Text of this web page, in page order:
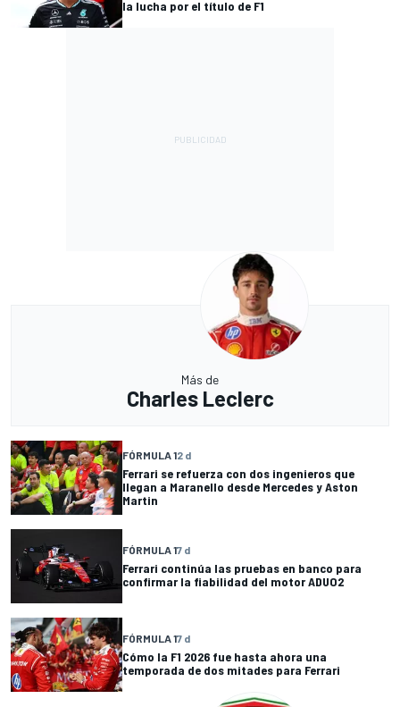
la lucha por el título de F1
Más de
Charles Leclerc
FÓRMULA 12 d
Ferrari se refuerza con dos ingenieros que
llegan a Maranello desde Mercedes y Aston
Martin
FÓRMULA 17 d
Ferrari continúa las pruebas en banco para
confirmar la fiabilidad del motor ADUO2
FÓRMULA 17 d
Cómo la F1 2026 fue hasta ahora una
temporada de dos mitades para Ferrari